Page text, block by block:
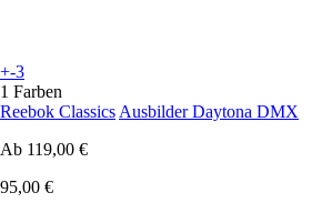
+-3
1 Farben
Reebok Classics Ausbilder Daytona DMX
Ab 119,00 €
95,00 €